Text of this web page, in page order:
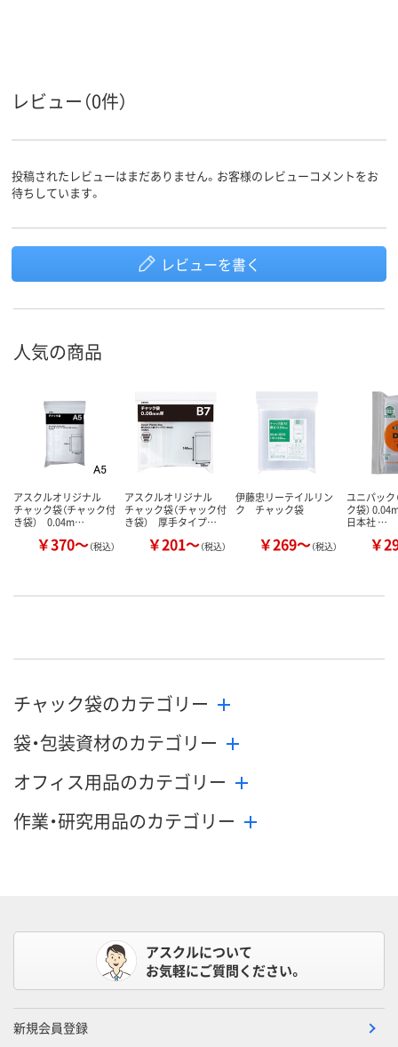
レビュー（0件）
投稿されたレビューはまだありません。お客様のレビューコメントをお
待ちしています。
レビューを書く
人気の商品
アスクルオリジナル
チャック袋（チャック付
き袋） 0.04m…
￥370～（税込）
アスクルオリジナル
チャック袋（チャック付
き袋） 厚手タイプ…
￥201～（税込）
伊藤忠リーテイルリン
ク チャック袋
￥269～（税込）
ユニパック
ク袋）
日本社 …
￥
チャック袋のカテゴリー
袋・包装資材のカテゴリー
オフィス用品のカテゴリー
作業・研究用品のカテゴリー
アスクルについて
お気軽にご質問ください。
新規会員登録